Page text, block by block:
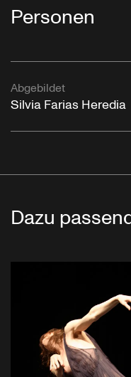
Personen
Abgebildet
Silvia Farias Heredia
Dazu